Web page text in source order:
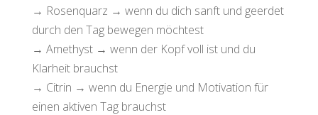
→ Rosenquarz → wenn du dich sanft und geerdet
durch den Tag bewegen möchtest
→ Amethyst → wenn der Kopf voll ist und du
Klarheit brauchst
→ Citrin → wenn du Energie und Motivation für
einen aktiven Tag brauchst